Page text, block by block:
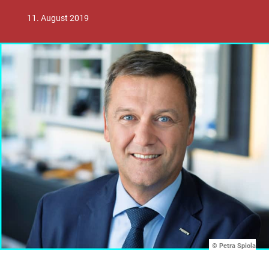
11. August 2019
© Petra Spiola